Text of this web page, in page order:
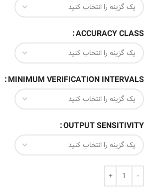
ACCURACY CLASS
MINIMUM VERIFICATION INTERVALS
OUTPUT SENSITIVITY